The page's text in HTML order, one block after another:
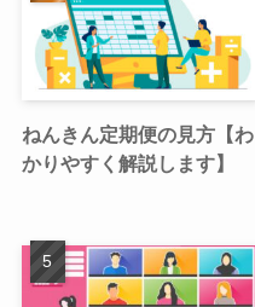
ねんきん定期便の見方【わ
かりやすく解説します】